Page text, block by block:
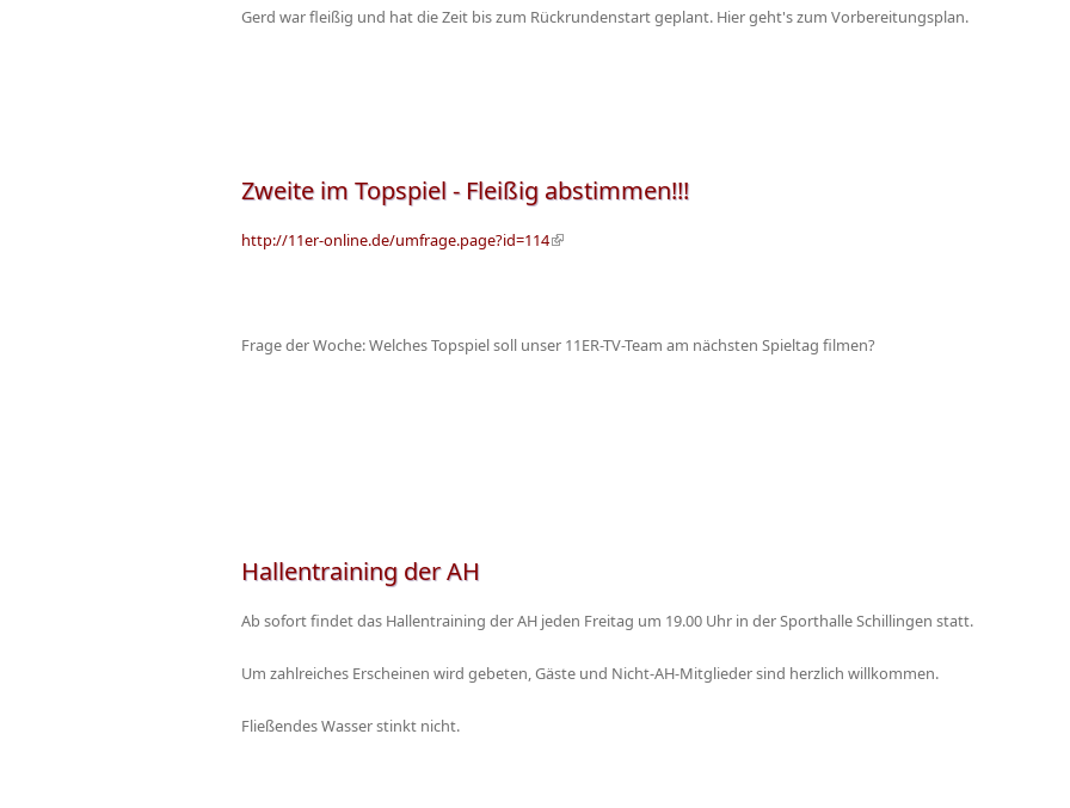
Gerd war fleißig und hat die Zeit bis zum Rückrundenstart geplant. Hier geht's zum Vorbereitungsplan.
Zweite im Topspiel - Fleißig abstimmen!!!
http://11er-online.de/umfrage.page?id=114(Link ist extern)
Frage der Woche: Welches Topspiel soll unser 11ER-TV-Team am nächsten Spieltag filmen?
Hallentraining der AH
Ab sofort findet das Hallentraining der AH jeden Freitag um 19.00 Uhr in der Sporthalle Schillingen statt.
Um zahlreiches Erscheinen wird gebeten, Gäste und Nicht-AH-Mitglieder sind herzlich willkommen.
Fließendes Wasser stinkt nicht.